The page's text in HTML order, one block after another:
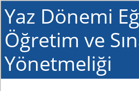
Yaz Dönemi
Öğretim ve
Yönetmeliği